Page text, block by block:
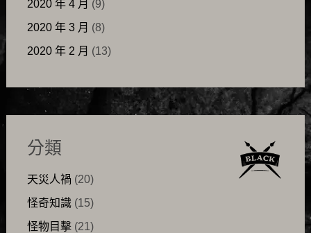
2020 年 4 月 (9)
2020 年 3 月 (8)
2020 年 2 月 (13)
分類
天災人禍 (20)
怪奇知識(15)
怪物目擊(21)